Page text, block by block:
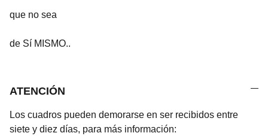
que no sea
de Sí MISMO..
ATENCIÓN
Los cuadros pueden demorarse en ser recibidos entre
siete y diez días, para más información: